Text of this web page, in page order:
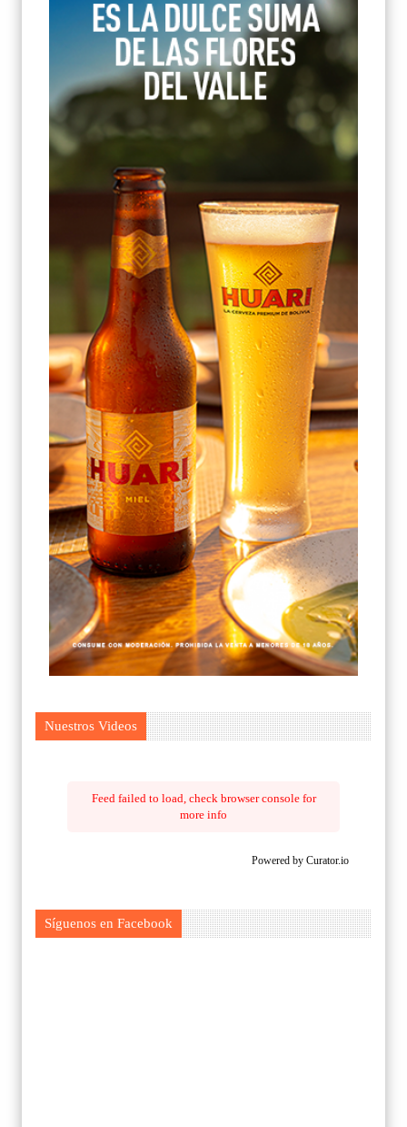
Nuestros Videos
Feed failed to load, check browser console for
more info
Powered by Curator.io
Síguenos en Facebook